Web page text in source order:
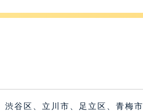
谷区、立川市、足立区、青梅市